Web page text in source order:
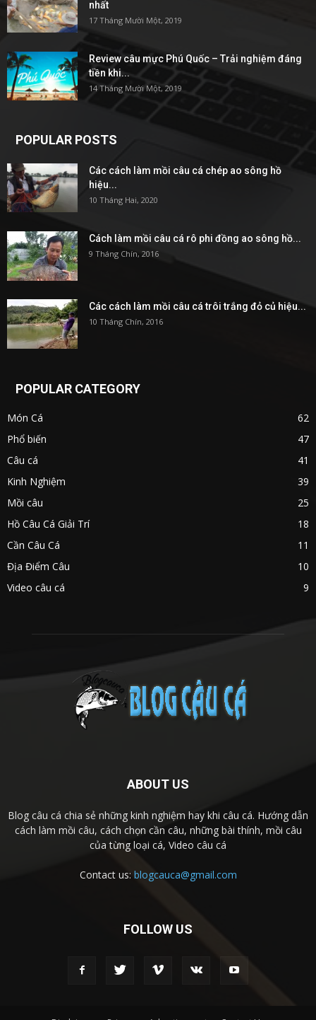
nhất
17 Tháng Mười Một, 2019
Review câu mực Phú Quốc – Trải nghiệm đáng
tiền khi...
14 Tháng Mười Một, 2019
POPULAR POSTS
Các cách làm mồi câu cá chép ao sông hồ
hiệu...
10 Tháng Hai, 2020
Cách làm mồi câu cá rô phi đồng ao sông hồ...
9 Tháng Chín, 2016
Các cách làm mồi câu cá trôi trắng đỏ củ hiệu...
10 Tháng Chín, 2016
POPULAR CATEGORY
Món Cá
62
Phổ biến
47
Câu cá
41
Kinh Nghiệm
39
Mồi câu
25
Hồ Câu Cá Giải Trí
18
Cần Câu Cá
11
Địa Điểm Câu
10
Video câu cá
9
ABOUT US
Blog câu cá chia sẻ những kinh nghiệm hay khi câu cá. Hướng dẫn
cách làm mồi câu, cách chọn cần câu, những bài thính, mồi câu
của từng loại cá, Video câu cá
Contact us: blogcauca@gmail.com
FOLLOW US